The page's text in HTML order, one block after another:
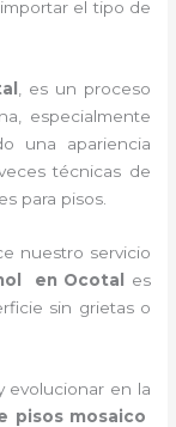
el tipo de
, es un proceso
especialmente
una apariencia
técnicas de
para pisos.
nuestro servicio
en Ocotal es
sin grietas o
evolucionar en la
pisos mosaico